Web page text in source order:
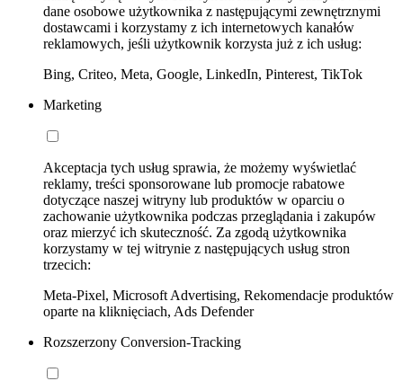
dane osobowe użytkownika z następującymi zewnętrznymi
dostawcami i korzystamy z ich internetowych kanałów
reklamowych, jeśli użytkownik korzysta już z ich usług:
Bing, Criteo, Meta, Google, LinkedIn, Pinterest, TikTok
Marketing
Akceptacja tych usług sprawia, że możemy wyświetlać
reklamy, treści sponsorowane lub promocje rabatowe
dotyczące naszej witryny lub produktów w oparciu o
zachowanie użytkownika podczas przeglądania i zakupów
oraz mierzyć ich skuteczność. Za zgodą użytkownika
korzystamy w tej witrynie z następujących usług stron
trzecich:
Meta-Pixel, Microsoft Advertising, Rekomendacje produktów
oparte na kliknięciach, Ads Defender
Rozszerzony Conversion-Tracking